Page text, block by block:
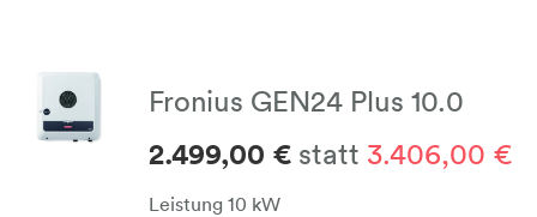
Fronius GEN24 Plus 10.0
2.499,00 € ​​​​​​​ statt 3.406,00 €
Leistung ​​​​​​​10 kW